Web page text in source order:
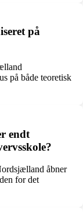
på
på både teoretisk
endt
åbner
for det